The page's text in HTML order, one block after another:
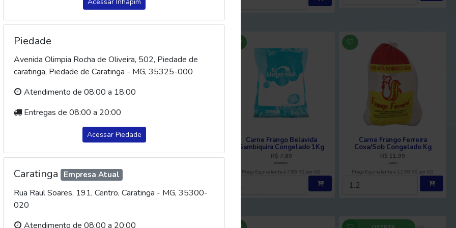
OFERTA
Carne Frango Avivar File
R$ 16,90
Carne Frango Avivar Meio
R$ 26,90
Carne Frango Belavida
Sambiquira Congelado 1Kg
R$ 7,89
(Unidade)
Preço Equivalente a 7,89 R$ por KG
Carne Frango Ferreira
Coxa/Sob Congelado Kg
R$ 11,99
(Quilo)
Preço Equivalente a 11,99 R$ por KG
Piedade
Avenida Olimpia Rocha de Oliveira, 502, Piedade de
caratinga, Piedade de Caratinga - MG, 35325-000
Atendimento de 08:00 a 18:00
Entregas de 08:00 a 20:00
Acessar Piedade
Caratinga Empresa Atual
Rua Raul Soares, 191, Centro, Caratinga - MG, 35300-
020
Atendimento de 08:00 a 20:00